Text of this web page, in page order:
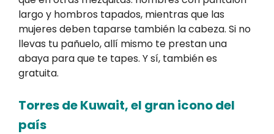
largo y hombros tapados, mientras que las
mujeres deben taparse también la cabeza. Si no
llevas tu pañuelo, allí mismo te prestan una
abaya para que te tapes. Y sí, también es
gratuita.
Torres de Kuwait, el gran icono del
país